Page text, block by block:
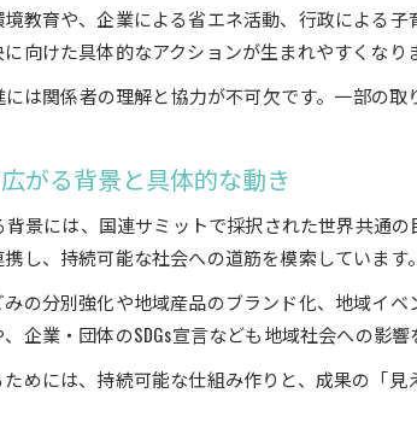
企業と地域が
SDGsパート
SDGs宣言がもた
大井町の
社会課題解決へ
SDGs連携で
地域課題解決
教育や、企業による省エネ活動、行政による
向けた具体的なアクションが生まれやすくなり
には関係者の理解と協力が不可欠です。一部の
がる背景と具体的な動き
背景には、国連サミットで採択された世界共通
し、持続可能な社会への道筋を模索しています。
の分別強化や地域産品のブランド化、地域イ
企業・団体のSDGs宣言なども地域社会への影響
めには、持続可能な仕組み作りと、成果の「